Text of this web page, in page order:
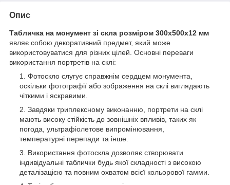
Опис
Табличка на монумент зі скла розміром 300х500x12 мм
являє собою декоративний предмет, який може
використовуватися для різних цілей. Основні переваги
використання портретів на склі:
Фотоскло слугує справжнім сердцем монумента,
оскільки фотографії або зображення на склі виглядають
чіткими і яскравими.
Завдяки триплексному виконанню, портрети на склі
мають високу стійкість до зовнішніх впливів, таких як
погода, ультрафіолетове випромінювання,
температурні перепади та інше.
Використання фотоскла дозволяє створювати
індивідуальні таблички будь якої складності з високою
деталізацією та повним охватом всієї кольорової гамми.